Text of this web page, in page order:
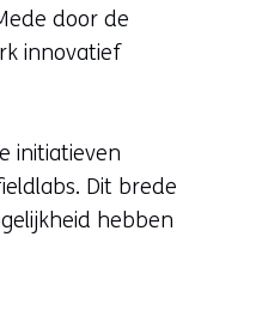
door de
innovatief
initiatieven
Dit brede
hebben